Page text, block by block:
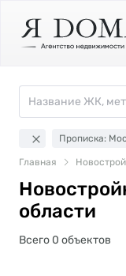
Прописка:
Главная
области
Всего 0 объектов